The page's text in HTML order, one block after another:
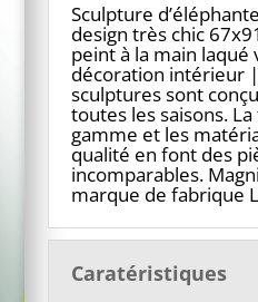
Sculpture
design très chic
peint à la main
décoration intérieur
sculptures sont
toutes les saisons.
gamme et les
qualité en font des
incomparables.
marque de fabrique
Caratéristiques